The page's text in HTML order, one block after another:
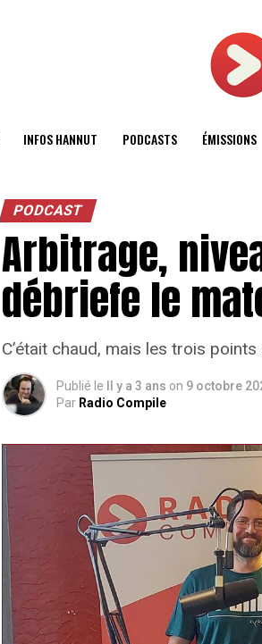
INFOS HANNUT PODCASTS ÉMISSIONS
PODCAST
Arbitrage,
débriefe le
C’était chaud, mais les trois points
Publié le Il y a 3 ans on 9 octobre
Par Radio Compile